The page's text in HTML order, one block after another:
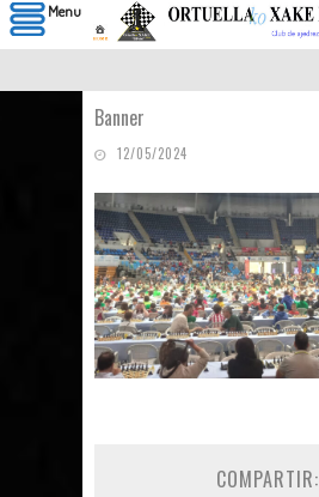
Banner
12/05/2024
COMPARTIR:
Menu